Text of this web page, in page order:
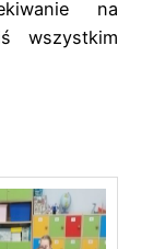
na
wszystkim